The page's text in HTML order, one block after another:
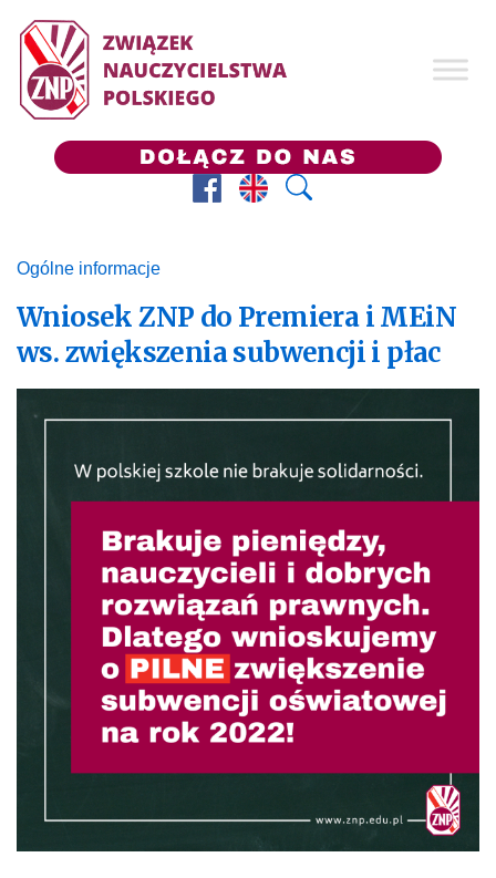
FacebookPrezes ZNP
Wyszukaj
Ogólne informacje
Wniosek ZNP do Premiera i MEiN
ws. zwiększenia subwencji i płac